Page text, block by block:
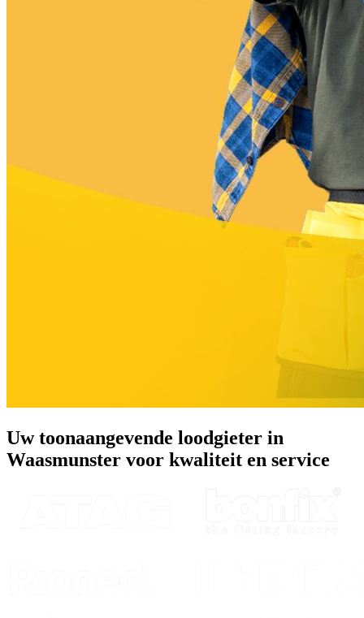
Uw toonaangevende loodgieter in
Waasmunster voor kwaliteit en service